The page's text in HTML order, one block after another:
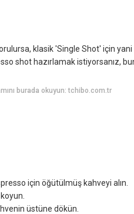
klasik 'Single Shot' için
shot hazırlamak istiyorsanız,
burada okuyun: tchibo.com.tr
için öğütülmüş kahveyi alın.
üstüne dökün.